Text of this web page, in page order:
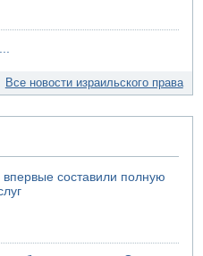
Все новости израильского права
составили полную